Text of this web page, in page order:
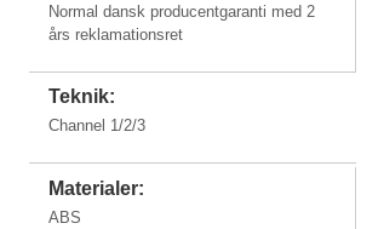
Normal dansk producentgaranti med 2
års reklamationsret
Teknik:
Channel 1/2/3
Materialer:
ABS